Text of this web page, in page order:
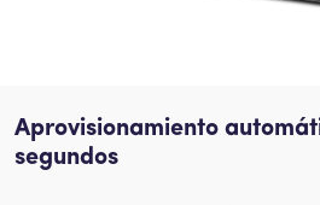
Aprovisionamiento
segundos